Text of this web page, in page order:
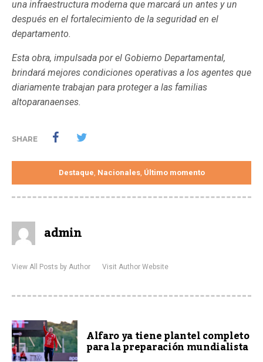
una infraestructura moderna que marcará un antes y un
después en el fortalecimiento de la seguridad en el
departamento.
Esta obra, impulsada por el Gobierno Departamental,
brindará mejores condiciones operativas a los agentes que
diariamente trabajan para proteger a las familias
altoparanaenses.
SHARE
Destaque, Nacionales, Último momento
admin
View All Posts by Author Visit Author Website
Alfaro ya tiene plantel completo
para la preparación mundialista